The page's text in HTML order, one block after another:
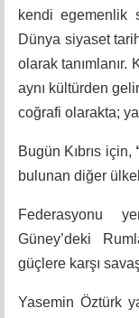
kendi egemenlik
Dünya siyaset
olarak tanımlanır.
aynı kültürden
coğrafi olarakta;
Bugün Kıbrıs için,
bulunan diğer
Federasyonu
Güney’deki
güçlere karşı
Yasemin Öztürk